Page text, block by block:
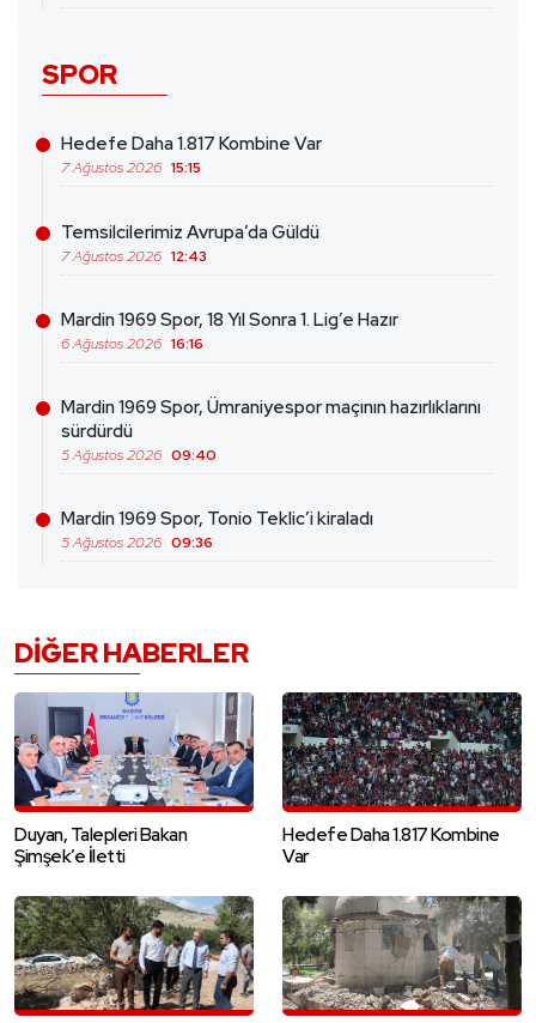
SPOR
Hedefe Daha 1.817 Kombine Var
7 Ağustos 2026 15:15
Temsilcilerimiz Avrupa’da Güldü
7 Ağustos 2026 12:43
Mardin 1969 Spor, 18 Yıl Sonra 1. Lig’e Hazır
6 Ağustos 2026 16:16
Mardin 1969 Spor, Ümraniyespor maçının hazırlıklarını
sürdürdü
5 Ağustos 2026 09:40
Mardin 1969 Spor, Tonio Teklic’i kiraladı
5 Ağustos 2026 09:36
DIĞER HABERLER
Duyan, Talepleri Bakan
Şimşek’e İletti
Hedefe Daha 1.817 Kombine
Var